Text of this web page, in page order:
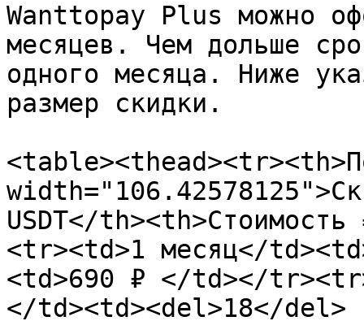
Wanttopay Plus можно
месяцев. Чем дольше
одного месяца. Ниже
размер скидки.
USDT</
<tr><td>1 месяц</
<td>690 ₽ </td></
</td><td><del>18</del>